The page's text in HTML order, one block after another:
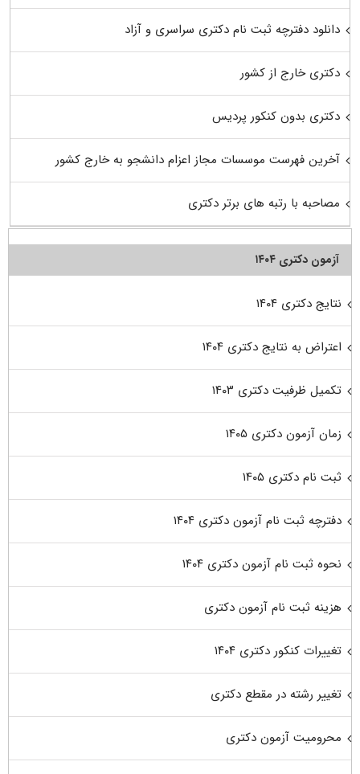
دانلود دفترچه ثبت نام دکتری سراسری و آزاد
دکتری خارج از کشور
دکتری بدون کنکور پردیس
آخرین فهرست موسسات مجاز اعزام دانشجو به خارج کشور
مصاحبه با رتبه های برتر دکتری
آزمون دکتری ۱۴۰۴
نتایج دکتری ۱۴۰۴
اعتراض به نتایج دکتری ۱۴۰۴
تکمیل ظرفیت دکتری ۱۴۰۳
زمان آزمون دکتری ۱۴۰۵
ثبت نام دکتری ۱۴۰۵
دفترچه ثبت نام آزمون دکتری ۱۴۰۴
نحوه ثبت نام آزمون دکتری ۱۴۰۴
هزینه ثبت نام آزمون دکتری
تغییرات کنکور دکتری ۱۴۰۴
تغییر رشته در مقطع دکتری
محرومیت آزمون دکتری